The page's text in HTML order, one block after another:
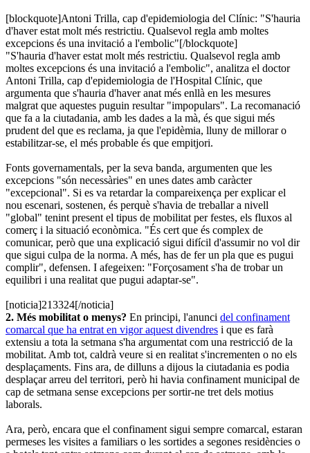
[blockquote]Antoni Trilla, cap d'epidemiologia del Clínic: "S'hauria
d'haver estat molt més restrictiu. Qualsevol regla amb moltes
excepcions és una invitació a l'embolic"[/blockquote]
"S'hauria d'haver estat molt més restrictiu. Qualsevol regla amb
moltes excepcions és una invitació a l'embolic", analitza el doctor
Antoni Trilla, cap d'epidemiologia de l'Hospital Clínic, que
argumenta que s'hauria d'haver anat més enllà en les mesures
malgrat que aquestes puguin resultar "impopulars". La recomanació
que fa a la ciutadania, amb les dades a la mà, és que sigui més
prudent del que es reclama, ja que l'epidèmia, lluny de millorar o
estabilitzar-se, el més probable és que empitjori.
Fonts governamentals, per la seva banda, argumenten que les
excepcions "són necessàries" en unes dates amb caràcter
"excepcional". Si es va retardar la compareixença per explicar el
nou escenari, sostenen, és perquè s'havia de treballar a nivell
"global" tenint present el tipus de mobilitat per festes, els fluxos al
comerç i la situació econòmica. "És cert que és complex de
comunicar, però que una explicació sigui difícil d'assumir no vol dir
que sigui culpa de la norma. A més, has de fer un pla que es pugui
complir", defensen. I afegeixen: "Forçosament s'ha de trobar un
equilibri i una realitat que pugui adaptar-se".
[noticia]213324[/noticia]
2. Més mobilitat o menys? En principi, l'anunci del confinament
comarcal que ha entrat en vigor aquest divendres i que es farà
extensiu a tota la setmana s'ha argumentat com una restricció de la
mobilitat. Amb tot, caldrà veure si en realitat s'incrementen o no els
desplaçaments. Fins ara, de dilluns a dijous la ciutadania es podia
desplaçar arreu del territori, però hi havia confinament municipal de
cap de setmana sense excepcions per sortir-ne tret dels motius
laborals.
Ara, però, encara que el confinament sigui sempre comarcal, estaran
permeses les visites a familiars o les sortides a segones residències o